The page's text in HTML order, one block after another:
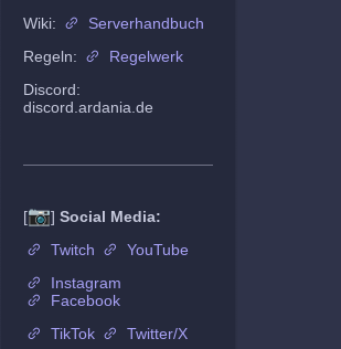
Wiki:
Serverhandbuch
Regeln:
Regelwerk
Discord:
discord.ardania.de
[📷] Social Media:
Twitch
YouTube
Instagram
Facebook
TikTok
Twitter/X